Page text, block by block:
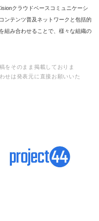
クラウドベースコミュニケーシ
ンテンツ普及ネットワークと包括的
組み合わせることで、様々な組織の
をそのまま掲載しておりま
せは発表元に直接お願いいた